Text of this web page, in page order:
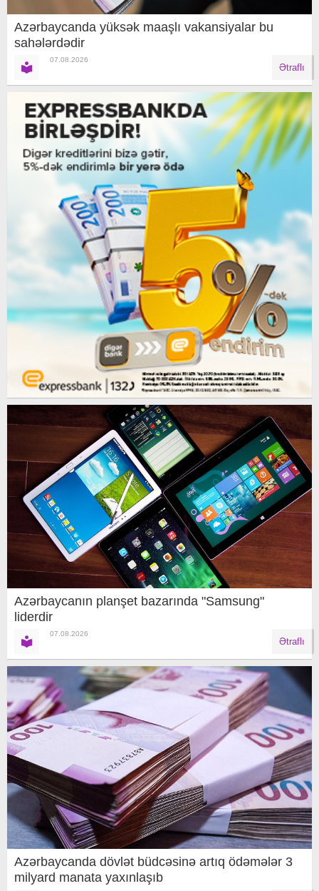
Azərbaycanda yüksək maaşlı vakansiyalar bu
sahələrdədir
07.08.2026
Ətraflı
Azərbaycanın planşet bazarında "Samsung"
liderdir
07.08.2026
Ətraflı
Azərbaycanda dövlət büdcəsinə artıq ödəmələr 3
milyard manata yaxınlaşıb